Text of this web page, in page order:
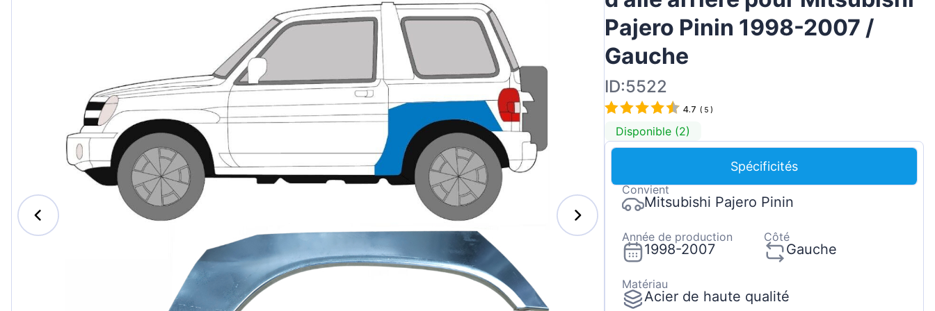
Lietuvių
Ford
Hyundai
Iveco
MAN
Nissan
Pajero Pinin 1998-2007 /
Gauche
ID:5522
4.7 ( 5 )
Disponible (2)
Spécificités
Convient
Mitsubishi Pajero Pinin
Année de production
1998-2007
Côté
Gauche
Matériau
Acier de haute qualité